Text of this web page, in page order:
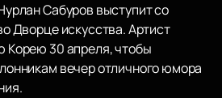
Сабуров выступит со
Дворце искусства. Артист
Корею 30 апреля, чтобы
вечер отличного юмора